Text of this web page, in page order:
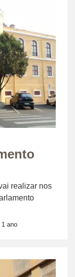
realizar nos
ano